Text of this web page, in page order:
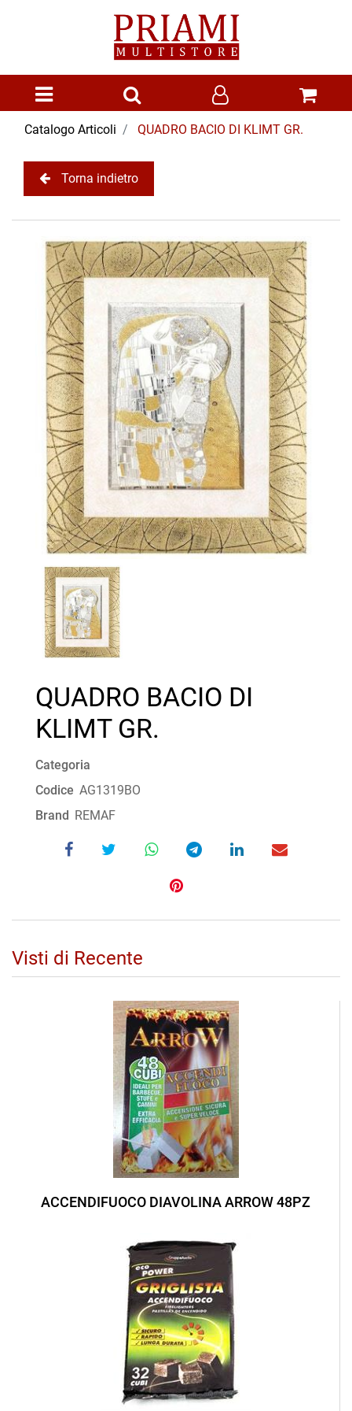
Open menu
Catalogo Articoli QUADRO BACIO DI KLIMT GR.
Torna indietro
QUADRO BACIO DI
KLIMT GR.
Categoria
Codice AG1319BO
Brand REMAF
Visti di Recente
ACCENDIFUOCO DIAVOLINA ARROW 48PZ